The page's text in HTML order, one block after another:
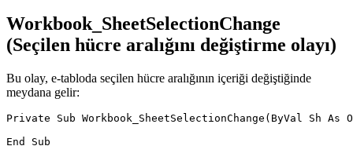
Workbook_SheetSelectionChange
(Seçilen hücre aralığını değiştirme olayı)
Bu olay, e-tabloda seçilen hücre aralığının içeriği değiştiğinde
meydana gelir:
Private Sub Workbook_SheetSelectionChange(ByVal Sh